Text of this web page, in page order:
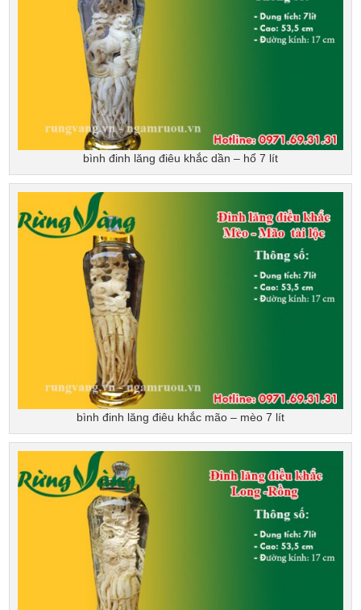
bình đinh lăng điêu khắc dần – hổ 7 lít
bình đinh lăng điêu khắc mão – mèo 7 lít